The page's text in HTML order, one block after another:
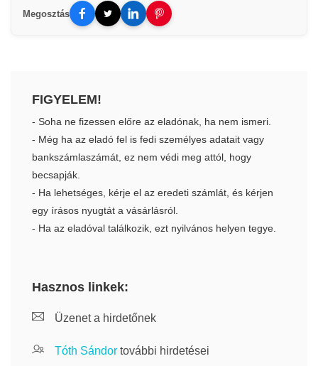
Megosztás
FIGYELEM!
- Soha ne fizessen előre az eladónak, ha nem ismeri.
- Még ha az eladó fel is fedi személyes adatait vagy
bankszámlaszámát, ez nem védi meg attól, hogy
becsapják.
- Ha lehetséges, kérje el az eredeti számlát, és kérjen
egy írásos nyugtát a vásárlásról.
- Ha az eladóval találkozik, ezt nyilvános helyen tegye.
Hasznos linkek:
Üzenet a hirdetőnek
Tóth Sándor további hirdetései